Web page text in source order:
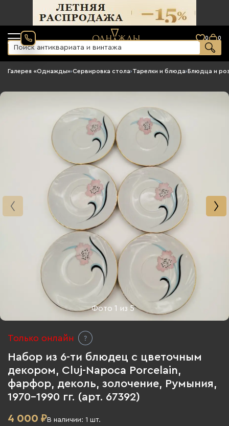
0 0
Галерея «Однажды»›Сервировка стола›Тарелки и блюда›Блюдца и
Фото1 из 5
Только онлайн
Набор из 6-ти блюдец с цветочным
декором, Cluj-Napoca Porcelain,
фарфор, деколь, золочение, Румыния,
1970-1990 гг. (арт. 67392)
4 000 ₽В наличии: 1 шт.